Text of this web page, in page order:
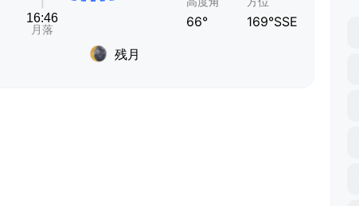
残月
66° 169°SSE